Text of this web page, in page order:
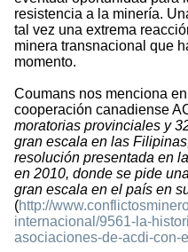
resistencia a la minería.
tal vez una extrema
minera transnacional que
momento.
Coumans nos menciona
cooperación canadiense
moratorias provinciales y
gran escala en las
resolución presentada en
en 2010, donde se pide
gran escala en el país en
(http://
internacional/9561-la-
asociaciones-de-acdi-con-